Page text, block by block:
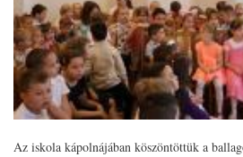
Az iskola kápolnájában köszöntöttük a